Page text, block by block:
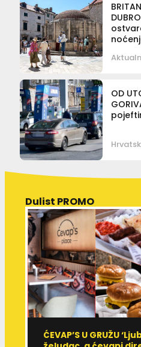
OD
Dulist PROMO
ĆEVAP’S U GRUŽU